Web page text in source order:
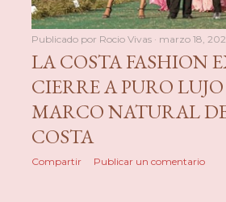
Publicado por Rocio Vivas marzo 18,
LA COSTA FASHION
CIERRE A PURO
MARCO NATURAL
COSTA
Compartir Publicar un comentario